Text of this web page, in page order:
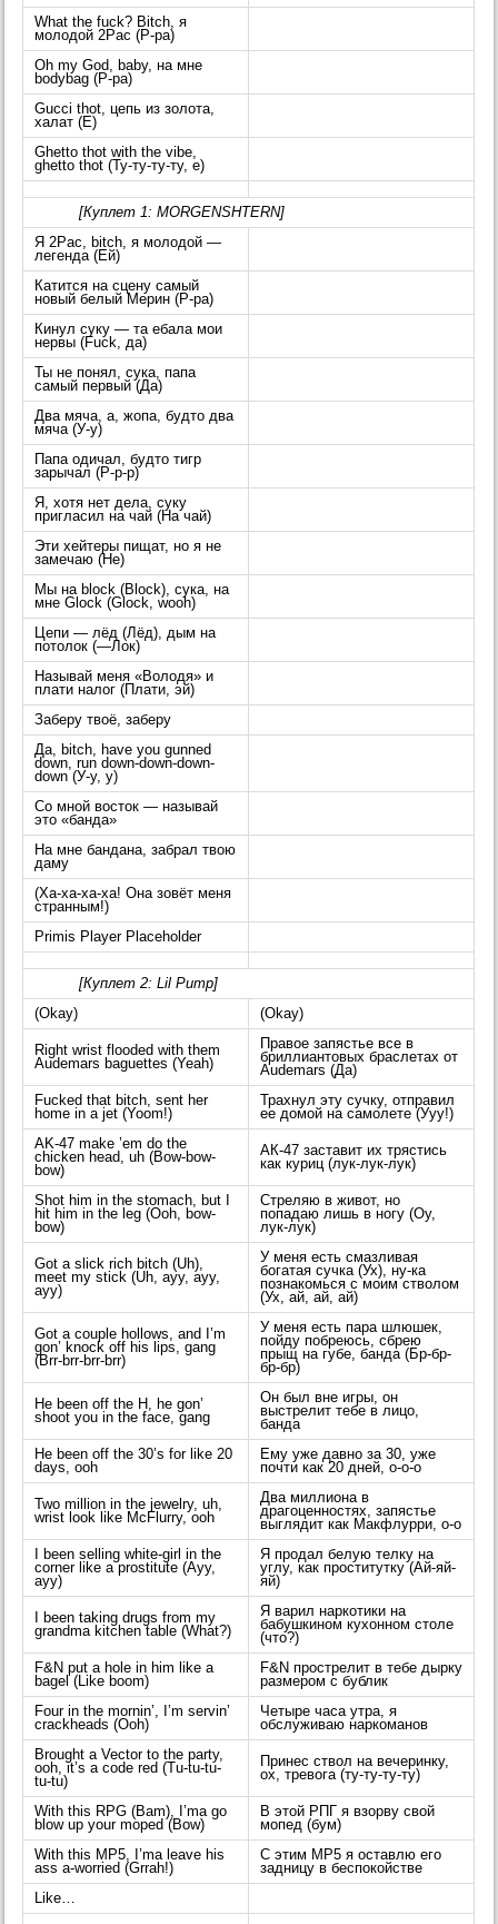
What the fuck? Bitch, я
молодой 2Pac (Р-ра)
Oh my God, baby, на мне
bodybag (Р-ра)
Gucci thot, цепь из золота,
халат (Е)
Ghetto thot with the vibe,
ghetto thot (Ту-ту-ту-ту, е)
[Куплет 1: MORGENSHTERN]
Я 2Pac, bitch, я молодой —
легенда (Ей)
Катится на сцену самый
новый белый Мерин (Р-ра)
Кинул суку — та ебала мои
нервы (Fuck, да)
Ты не понял, сука, папа
самый первый (Да)
Два мяча, а, жопа, будто два
мяча (У-у)
Папа одичал, будто тигр
зарычал (Р-р-р)
Я, хотя нет дела, суку
пригласил на чай (На чай)
Эти хейтеры пищат, но я не
замечаю (Не)
Мы на block (Block), сука, на
мне Glock (Glock, wooh)
Цепи — лёд (Лёд), дым на
потолок (—Лок)
Называй меня «Володя» и
плати налог (Плати, эй)
Заберу твоё, заберу
Да, bitch, have you gunned
down, run down-down-down-
down (У-у, у)
Со мной восток — называй
это «банда»
На мне бандана, забрал твою
даму
(Ха-ха-ха-ха! Она зовёт меня
странным!)
Primis Player Placeholder
[Куплет 2: Lil Pump]
(Okay)
(Okay)
Right wrist flooded with them
Audemars baguettes (Yeah)
Правое запястье все в
бриллиантовых браслетах от
Audemars (Да)
Fucked that bitch, sent her
home in a jet (Yoom!)
Трахнул эту сучку, отправил
ее домой на самолете (Ууу!)
AK-47 make ’em do the
chicken head, uh (Bow-bow-
bow)
АК-47 заставит их трястись
как куриц (лук-лук-лук)
Shot him in the stomach, but I
hit him in the leg (Ooh, bow-
bow)
Стреляю в живот, но
попадаю лишь в ногу (Оу,
лук-лук)
Got a slick rich bitch (Uh),
meet my stick (Uh, ayy, ayy,
ayy)
У меня есть смазливая
богатая сучка (Ух), ну-ка
познакомься с моим стволом
(Ух, ай, ай, ай)
Got a couple hollows, and I’m
gon’ knock off his lips, gang
(Brr-brr-brr-brr)
У меня есть пара шлюшек,
пойду побреюсь, сбрею
прыщ на губе, банда (Бр-бр-
бр-бр)
He been off the H, he gon’
shoot you in the face, gang
Он был вне игры, он
выстрелит тебе в лицо,
банда
He been off the 30’s for like 20
days, ooh
Ему уже давно за 30, уже
почти как 20 дней, о-о-о
Two million in the jewelry, uh,
wrist look like McFlurry, ooh
Два миллиона в
драгоценностях, запястье
выглядит как Макфлурри, о-о
I been selling white-girl in the
corner like a prostitute (Ayy,
ayy)
Я продал белую телку на
углу, как проститутку (Ай-яй-
яй)
I been taking drugs from my
grandma kitchen table (What?)
Я варил наркотики на
бабушкином кухонном столе
(что?)
F&N put a hole in him like a
bagel (Like boom)
F&N прострелит в тебе дырку
размером с бублик
Four in the mornin’, I’m servin’
crackheads (Ooh)
Четыре часа утра, я
обслуживаю наркоманов
Brought a Vector to the party,
ooh, it’s a code red (Tu-tu-tu-
tu-tu)
Принес ствол на вечеринку,
ох, тревога (ту-ту-ту-ту)
With this RPG (Bam), I’ma go
blow up your moped (Bow)
В этой РПГ я взорву свой
мопед (бум)
With this MP5, I’ma leave his
ass a-worried (Grrah!)
С этим MP5 я оставлю его
задницу в беспокойстве
Like…